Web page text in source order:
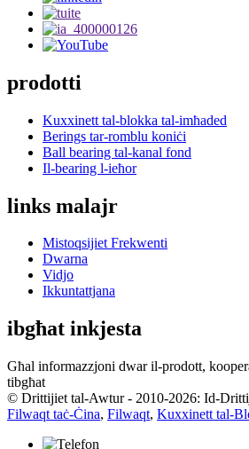
prodotti
Kuxxinett tal-blokka tal-imħaded
Berings tar-romblu koniċi
Ball bearing tal-kanal fond
Il-bearing l-ieħor
links malajr
Mistoqsijiet Frekwenti
Dwarna
Vidjo
Ikkuntattjana
ibgħat inkjesta
Għal informazzjoni dwar il-prodott,
tibgħat
© Drittijiet tal-Awtur - 2010-2026: Id-
Filwaqt taċ-Ċina, Filwaqt, Kuxxinett tal-